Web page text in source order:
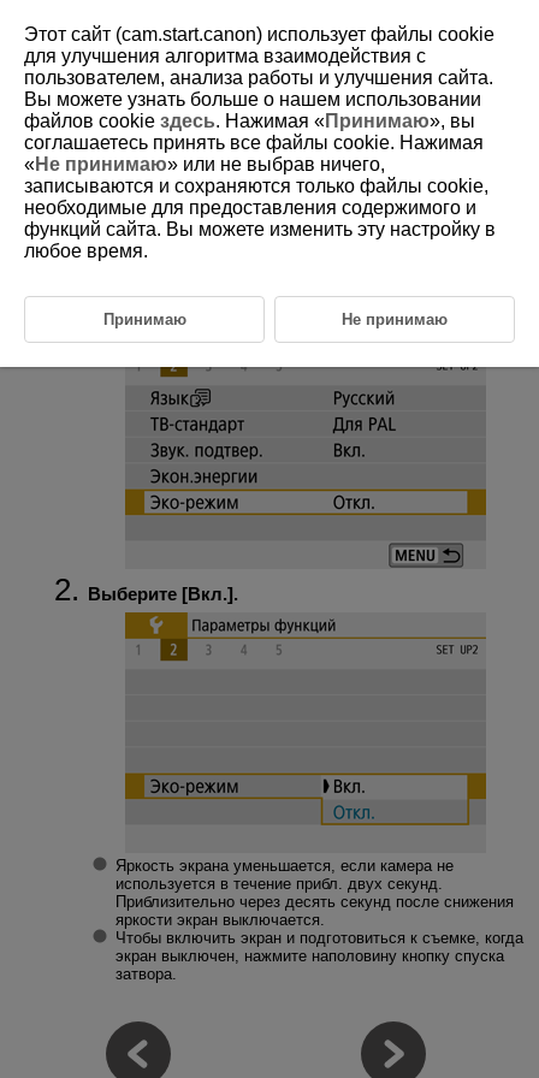
D101-180
Эко-режим
Позволяет экономить энергию аккумулятора в режиме съемки.
Когда камера не используется, для экономии энергии аккумулятора
экран темнеет.
Выберите пункт [ Эко-режим
Выберите [Вкл.].
Яркость экрана уменьшается, если камера не
используется в течение прибл. двух секунд.
Приблизительно через десять секунд после снижения
яркости экран выключается.
Чтобы включить экран и подготовиться к съемке, когда
экран выключен, нажмите наполовину кнопку спуска
затвора.
Этот сайт (cam.start.canon) использует файлы cookie
для улучшения алгоритма взаимодействия с
пользователем, анализа работы и улучшения сайта.
Вы можете узнать больше о нашем использовании
файлов cookie здесь. Нажимая «Принимаю», вы
соглашаетесь принять все файлы cookie. Нажимая
«Не принимаю» или не выбрав ничего,
записываются и сохраняются только файлы cookie,
необходимые для предоставления содержимого и
функций сайта. Вы можете изменить эту настройку в
любое время.
Принимаю Не принимаю